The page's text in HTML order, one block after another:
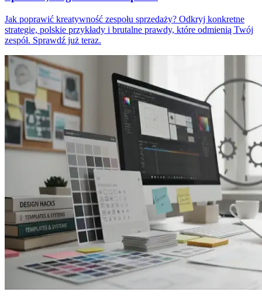
Jak poprawić kreatywność zespołu sprzedaży? Odkryj konkretne
strategie, polskie przykłady i brutalne prawdy, które odmienią Twój
zespół. Sprawdź już teraz.